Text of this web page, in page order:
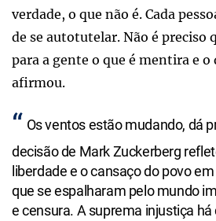
verdade, o que não é. Cada
de se autotutelar. Não é preciso
para a gente o que é mentira e o
afirmou.
Os ventos estão mudando, dá
decisão de Mark Zuckerberg
liberdade e o cansaço do povo
que se espalharam pelo mundo
e censura. A suprema injustiça